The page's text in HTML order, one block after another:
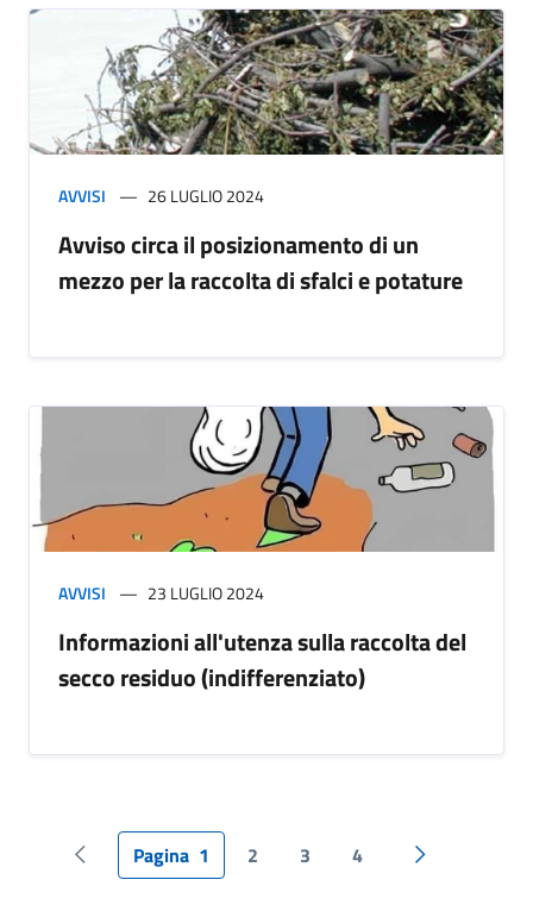
AVVISI 26 LUGLIO 2024
Avviso circa il posizionamento di un
mezzo per la raccolta di sfalci e potature
AVVISI 23 LUGLIO 2024
Informazioni all'utenza sulla raccolta del
secco residuo (indifferenziato)
Pagina precedente
Pagina 1 2 3 4 Pagina